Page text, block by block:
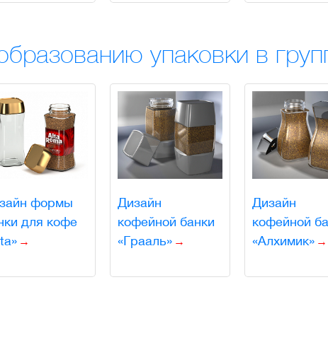
упаковки в
формы
для кофе
Дизайн
кофейной банки
«Грааль»
Дизайн
кофейной
«Алхимик»